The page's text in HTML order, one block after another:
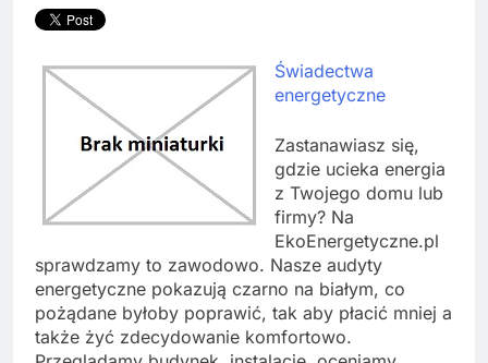
Świadectwa
energetyczne
Zastanawiasz się,
gdzie ucieka energia
z Twojego domu lub
firmy? Na
EkoEnergetyczne.pl
sprawdzamy to zawodowo. Nasze audyty
energetyczne pokazują czarno na białym, co
pożądane byłoby poprawić, tak aby płacić mniej a
także żyć zdecydowanie komfortowo.